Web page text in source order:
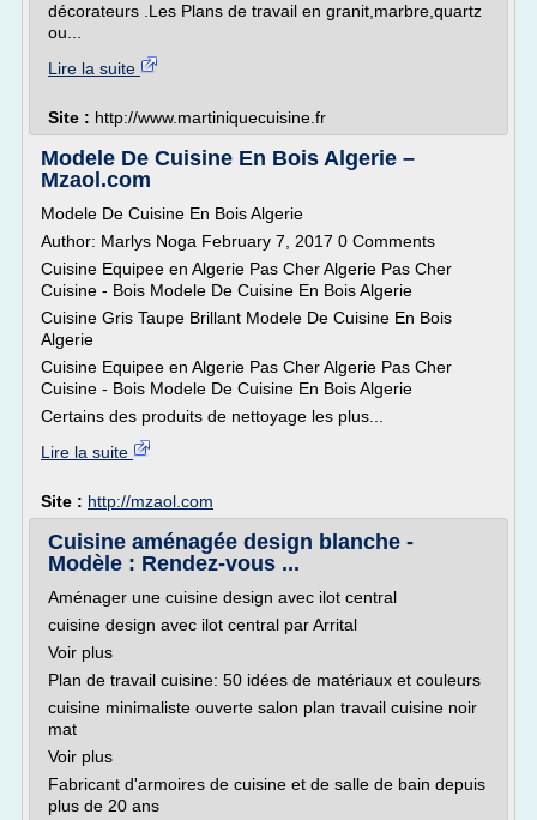
décorateurs .Les Plans de travail en granit,marbre,quartz
ou...
Lire la suite
Site : http://www.martiniquecuisine.fr
Modele De Cuisine En Bois Algerie –
Mzaol.com
Modele De Cuisine En Bois Algerie
Author: Marlys Noga February 7, 2017 0 Comments
Cuisine Equipee en Algerie Pas Cher Algerie Pas Cher
Cuisine - Bois Modele De Cuisine En Bois Algerie
Cuisine Gris Taupe Brillant Modele De Cuisine En Bois
Algerie
Cuisine Equipee en Algerie Pas Cher Algerie Pas Cher
Cuisine - Bois Modele De Cuisine En Bois Algerie
Certains des produits de nettoyage les plus...
Lire la suite
Site : http://mzaol.com
Cuisine aménagée design blanche -
Modèle : Rendez-vous ...
Aménager une cuisine design avec ilot central
cuisine design avec ilot central par Arrital
Voir plus
Plan de travail cuisine: 50 idées de matériaux et couleurs
cuisine minimaliste ouverte salon plan travail cuisine noir
mat
Voir plus
Fabricant d'armoires de cuisine et de salle de bain depuis
plus de 20 ans